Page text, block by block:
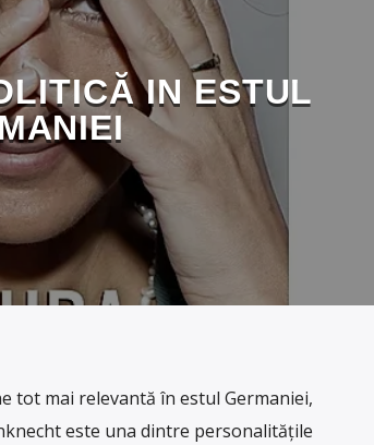
IN ESTUL
tot mai relevantă în estul Germaniei,
este una dintre personalitățile